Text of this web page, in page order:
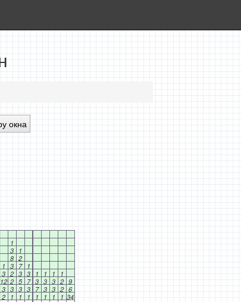
окна
1
3
1
8 2
1 3 7
1
3 2 3 3 1 1 1
1
12 2 5 7 3 3 3 2 9
3 3 3 3 7 3 3 2 6
2 1 1 1 1 1 1 1 34